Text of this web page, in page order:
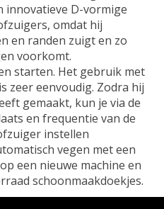
innovatieve D-vormige
omdat hij
en randen zuigt en zo
voorkomt.
starten. Het gebruik met
zeer eenvoudig. Zodra hij
gemaakt, kun je via de
en frequentie van de
instellen
vegen met een
een nieuwe machine en
schoonmaakdoekjes.